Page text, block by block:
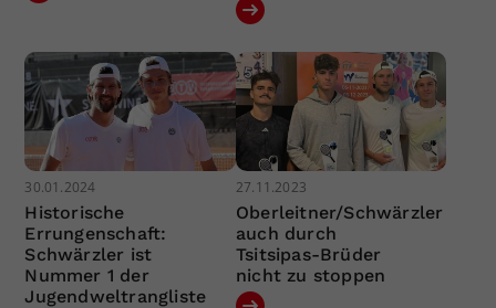
30.01.2024
Historische
Errungenschaft:
Schwärzler ist
Nummer 1 der
Jugendweltrangliste
27.11.2023
Oberleitner/Schwärzler
auch durch
Tsitsipas-Brüder
nicht zu stoppen